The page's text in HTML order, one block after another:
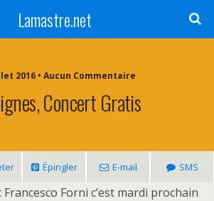
Lamastre.net
2016 • Aucun Commentaire
Concert Gratis
Épingler E-mail SMS
Forni c’est mardi prochain